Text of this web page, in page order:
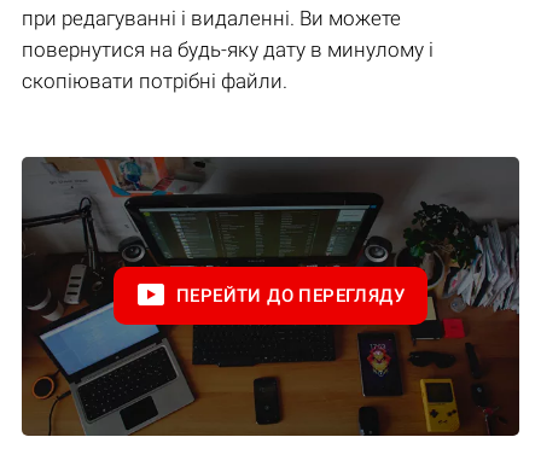
при редагуванні і видаленні. Ви можете
повернутися на будь-яку дату в минулому і
скопіювати потрібні файли.
ПЕРЕЙТИ ДО ПЕРЕГЛЯДУ